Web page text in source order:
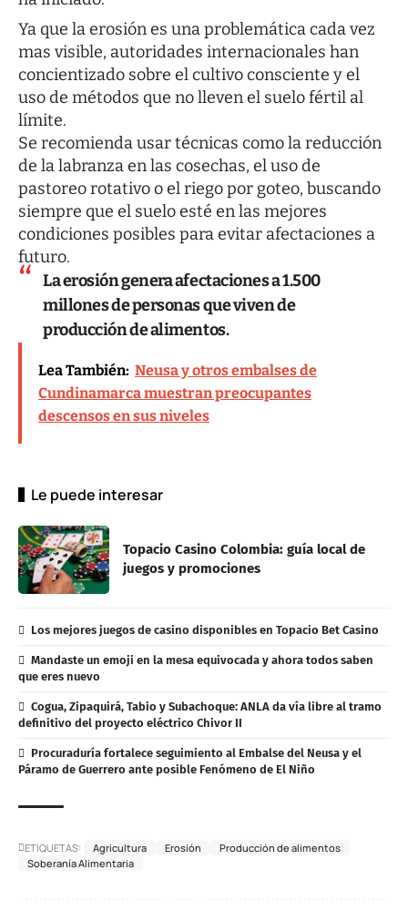
Ya que la erosión es una problemática cada vez
mas visible, autoridades internacionales han
concientizado sobre el cultivo consciente y el
uso de métodos que no lleven el suelo fértil al
límite.
Se recomienda usar técnicas como la reducción
de la labranza en las cosechas, el uso de
pastoreo rotativo o el riego por goteo, buscando
siempre que el suelo esté en las mejores
condiciones posibles para evitar afectaciones a
futuro.
La erosión genera afectaciones a 1.500
millones de personas que viven de
producción de alimentos.
Lea También: Neusa y otros embalses de
Cundinamarca muestran preocupantes
descensos en sus niveles
Le puede interesar
Topacio Casino Colombia: guía local de
juegos y promociones
Los mejores juegos de casino disponibles en Topacio Bet Casino
Mandaste un emoji en la mesa equivocada y ahora todos saben
que eres nuevo
Cogua, Zipaquirá, Tabio y Subachoque: ANLA da vía libre al tramo
definitivo del proyecto eléctrico Chivor II
Procuraduría fortalece seguimiento al Embalse del Neusa y el
Páramo de Guerrero ante posible Fenómeno de El Niño
ETIQUETAS: Agricultura Erosión
Producción de alimentos
Soberanía Alimentaria